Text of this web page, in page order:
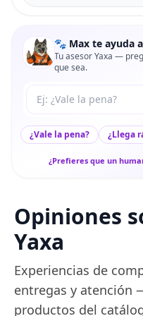
🐾 Max te ayuda
Tu asesor Yaxa —
que sea.
Tu pregunta a Max
¿Vale la pena? ¿Llega
¿Prefieres que un
Opiniones
Yaxa
Experiencias de
entregas y atención
productos del